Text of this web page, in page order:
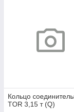
Кольцо
TOR 3,15 т (Q)